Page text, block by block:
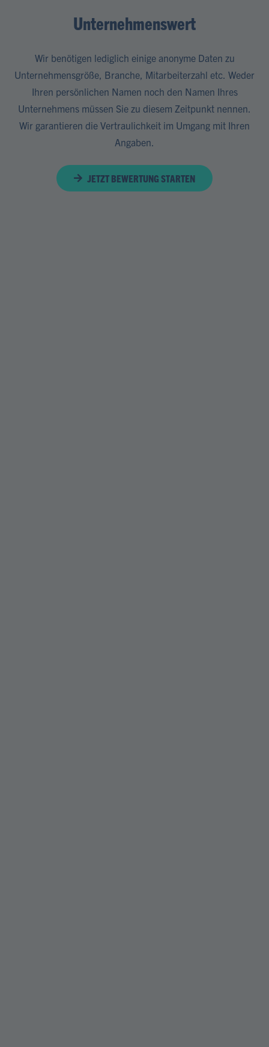
Unternehmenswert
Wir benötigen lediglich einige anonyme Daten zu
Unternehmensgröße, Branche, Mitarbeiterzahl etc. Weder
Ihren persönlichen Namen noch den Namen Ihres
Unternehmens müssen Sie zu diesem Zeitpunkt nennen.
Wir garantieren die Vertraulichkeit im Umgang mit Ihren
Angaben.
JETZT BEWERTUNG STARTEN